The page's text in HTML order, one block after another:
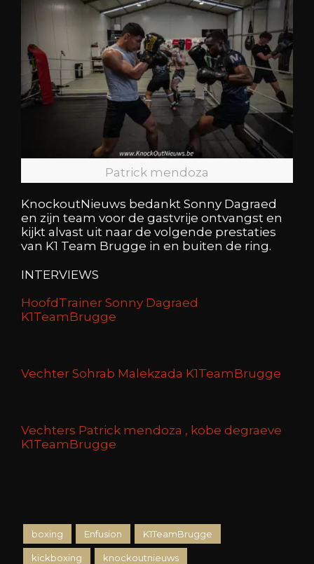
Patrick mendoza
KnockoutNieuws bedankt Sonny Dagraed
en zijn team voor de gastvrije ontvangst en
kijkt alvast uit naar de volgende prestaties
van K1 Team Brugge in en buiten de ring.
INTERVIEWS
HoofdTrainer Sonny Dagraed
K1TeamBrugge
Vechter Sohrab Malekzada K1TeamBrugge
Vechters Patrick mendoza , kobe degraeve
K1TeamBrugge
boxing Enfusion K1TeamBrugge
kickboxing knockoutnieuws